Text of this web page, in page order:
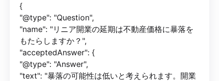
{
"@type": "Question",
"name": "リニア開業の延期は不動産価格に暴落を
もたらしますか？",
"acceptedAnswer": {
"@type": "Answer",
"text": "暴落の可能性は低いと考えられます。開業